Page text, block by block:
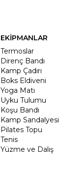
EKİPMANLAR
Termoslar
Direnç Bandı
Kamp Çadırı
Boks Eldiveni
Yoga Matı
Uyku Tulumu
Koşu Bandı
Kamp Sandalyesi
Pilates Topu
Tenis
Yüzme ve Dalış